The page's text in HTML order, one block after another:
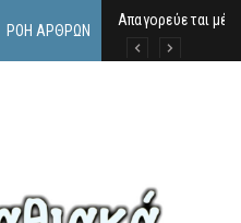
ΡΟΉ ΆΡΘΡΩΝ
Απαγορεύεται
ΙΜΜΑΚΟΛΑΤΑ: 300
9 Αυγούστου 2026: